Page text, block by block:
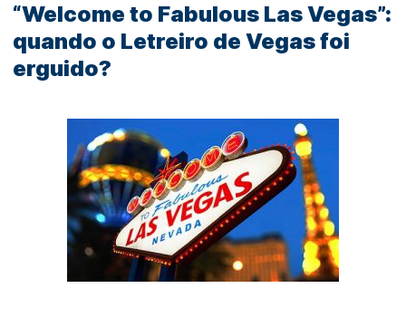
“Welcome to Fabulous Las Vegas”:
quando o Letreiro de Vegas foi
erguido?